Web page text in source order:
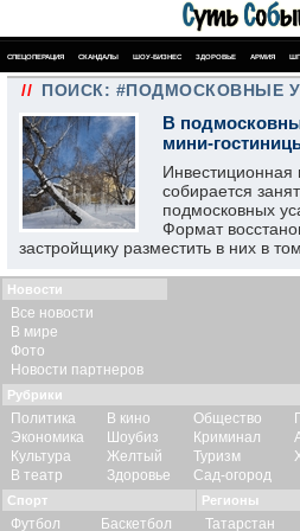
СПЕЦОПЕРАЦИЯ СКАНДАЛЫ ШОУ-БИЗНЕС ЗДОРОВЬЕ АРМИЯ
// ПОИСК: #ПОДМОСКОВНЫЕ
В
мини-
Инвестиционная
собирается
подмосковных
Формат
застройщику разместить в них в
Новости
Все новости
В мире
Фото
Новости партнеров
Рубрики
Политика
Экономика
Культура
В театр
В кино
Шоубиз
Желтый
Здоровье
Общество
Криминал
Туризм
Сад-огород
Спорт
Футбол
Баскетбол
Регионы
Татарстан